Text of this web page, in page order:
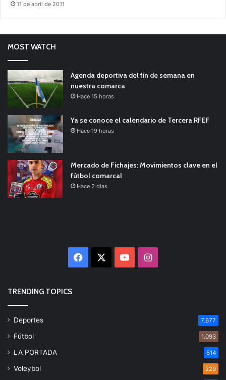
11 de abril de 2011
MOST WATCH
Agenda deportiva del fin de semana en
nuestra comarca
Hace 15 horas
Ya se conoce el calendario de Tercera RFEF
Hace 19 horas
Mercado de Fichajes: Movimientos clave en el
fútbol comarcal
Hace 2 días
Facebook YouTubeInstagram
TRENDING TOPICS
Deportes 7.677
Fútbol 1.093
LA PORTADA 514
Voleybol 229